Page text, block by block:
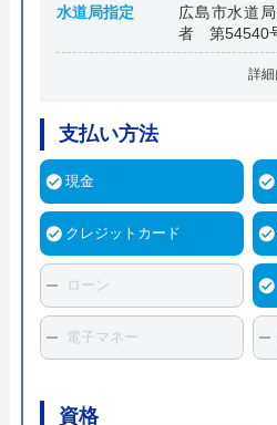
水道局指定
広島市水道
者 第54540
詳
支払い方法
現金
クレジットカード
ローン
電子マネー
資格